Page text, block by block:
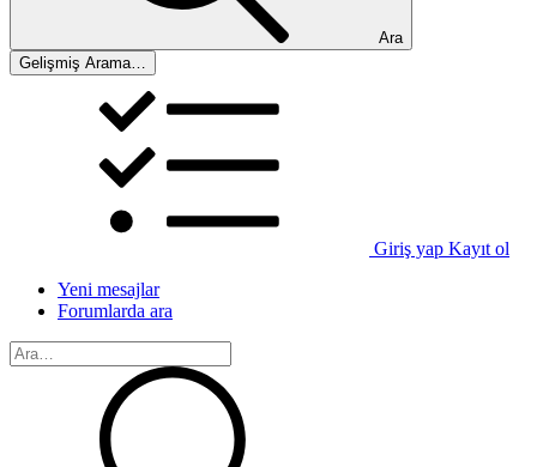
Ara
Gelişmiş Arama…
Giriş yap Kayıt ol
Yeni mesajlar
Forumlarda ara